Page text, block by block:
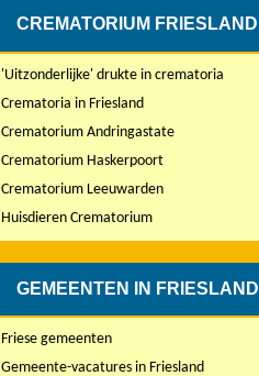
CREMATORIUM FRIESLAND
'Uitzonderlijke' drukte in crematoria
Crematoria in Friesland
Crematorium Andringastate
Crematorium Haskerpoort
Crematorium Leeuwarden
Huisdieren Crematorium
GEMEENTEN IN FRIESLAND
Friese gemeenten
Gemeente-vacatures in Friesland